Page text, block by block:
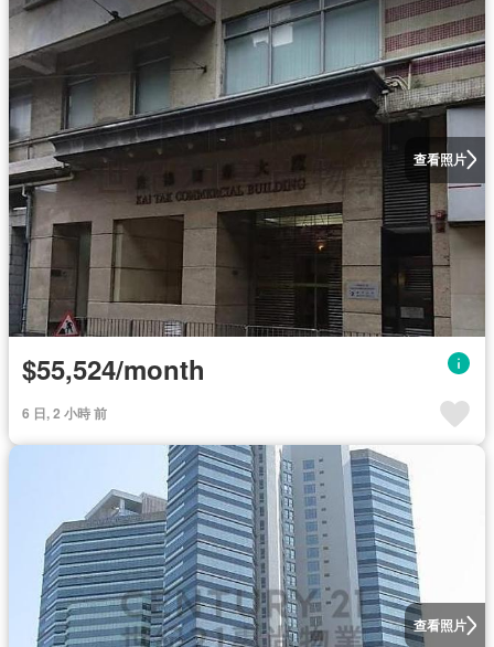
查看照片
$55,524/month
6 日, 2 小時 前
查看照片